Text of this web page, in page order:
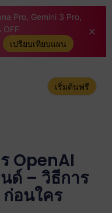
Pro, Gemini 3 Pro,
OFF
เปรียบเทียบแผน
เริ่มต้นฟรี
OpenAI
ด์ – วิธีการ
ก่อนใคร